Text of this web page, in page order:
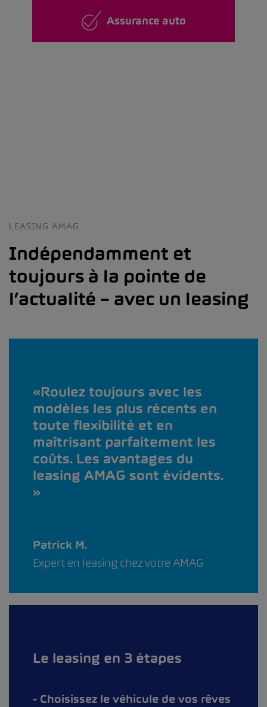
Assurance auto
LEASING AMAG
Indépendamment et
toujours à la pointe de
l’actualité – avec un leasing
Roulez toujours avec les
modèles les plus récents en
toute flexibilité et en
maîtrisant parfaitement les
coûts. Les avantages du
leasing AMAG sont évidents.
Patrick M.
Expert en leasing chez votre AMAG
Le leasing en 3 étapes
Choisissez le véhicule de vos rêves